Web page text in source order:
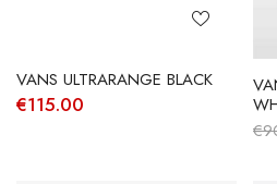
VANS ULTRARANGE BLACK
€115.00
€